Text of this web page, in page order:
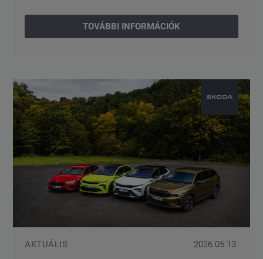
TOVÁBBI INFORMÁCIÓK
AKTUÁLIS 2026.05.13.